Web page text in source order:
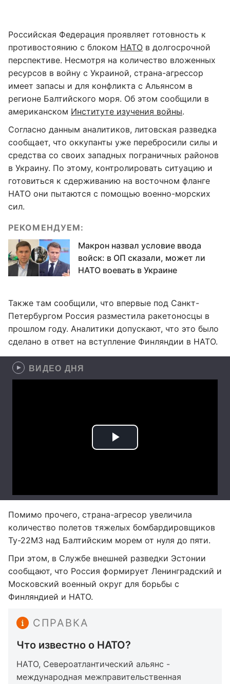
Российская Федерация проявляет готовность к
противостоянию с блоком НАТО в долгосрочной
перспективе. Несмотря на количество вложенных
ресурсов в войну с Украиной, страна-агрессор
имеет запасы и для конфликта с Альянсом в
регионе Балтийского моря. Об этом сообщили в
американском Институте изучения войны.
Согласно данным аналитиков, литовская разведка
сообщает, что оккупанты уже перебросили силы и
средства со своих западных пограничных районов
в Украину. По этому, контролировать ситуацию и
готовиться к сдерживанию на восточном фланге
НАТО они пытаются с помощью военно-морских
сил.
РЕКОМЕНДУЕМ:
Макрон назвал условие ввода
войск: в ОП сказали, может ли
НАТО воевать в Украине
Также там сообщили, что впервые под Санкт-
Петербургом Россия разместила ракетоносцы в
прошлом году. Аналитики допускают, что это было
сделано в ответ на вступление Финляндии в НАТО.
ВИДЕО ДНЯ
Помимо прочего, страна-агресор увеличила
количество полетов тяжелых бомбардировщиков
Ту-22МЗ над Балтийским морем от нуля до пяти.
При этом, в Службе внешней разведки Эстонии
сообщают, что Россия формирует Ленинградский и
Московский военный округ для борьбы с
Финляндией и НАТО.
СПРАВКА
Что известно о НАТО?
НАТО, Североатлантический альянс -
международная межправительственная